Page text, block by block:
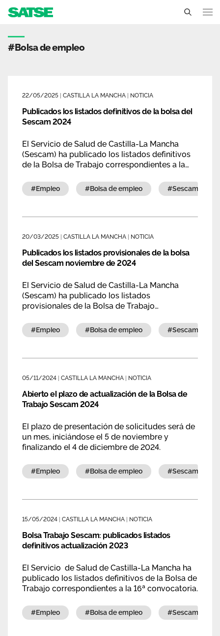
Delegados Sindicales
Transparencia
Ámbitos de negociación
Qué ofrecemos
Servicios
Ventajas
Actualidad
Temas
Noticias
Documentos
Publicaciones
Castilla La Mancha
Contáctanos
Únete
Etiqueta - Castilla La
#bolsa de empleo
22/05/2025 CASTILLA LA MANCHA NOTICIA
Publicados los listados definitivos de la bolsa del
Sescam 2024
El Servicio de Salud de Castilla-La Mancha
(Sescam) ha publicado los listados definitivos
de la Bolsa de Trabajo correspondientes a la
noviembre de 2024.
#empleo #bolsa de empleo #sescam
20/03/2025 CASTILLA LA MANCHA NOTICIA
Publicados los listados provisionales de la bolsa
del Sescam noviembre de 2024
El Servicio de Salud de Castilla-La Mancha
(Sescam) ha publicado los listados
provisionales de la Bolsa de Trabajo
realizada en noviembre de 2024.
#empleo #bolsa de empleo #sescam
05/11/2024 CASTILLA LA MANCHA NOTICIA
Abierto el plazo de actualización de la Bolsa de
Trabajo Sescam 2024
El plazo de presentación de solicitudes será de
un mes, iniciándose el 5 de noviembre y
finalizando el 4 de diciembre de 2024.
#empleo #bolsa de empleo #sescam
15/05/2024 CASTILLA LA MANCHA NOTICIA
Bolsa Trabajo Sescam: publicados listados
definitivos actualización 2023
El Servicio de Salud de Castilla-La Mancha ha
publicado los listados definitivos de la Bolsa de
Trabajo correspondientes a la 16ª convocatoria.
#empleo #bolsa de empleo #sescam